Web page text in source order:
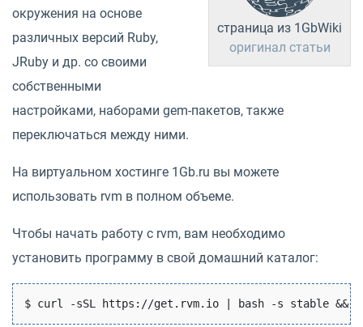
страница из 1GbWiki
оригинал статьи
окружения на основе
различных версий Ruby,
JRuby и др. со своими
собственными
настройками, наборами gem-пакетов, также
переключаться между ними.
На виртуальном хостинге 1Gb.ru вы можете
использовать rvm в полном объеме.
Чтобы начать работу с rvm, вам необходимо
установить программу в свой домашний каталог: